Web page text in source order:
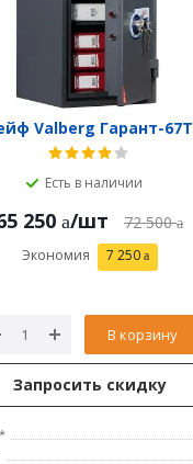
Valberg Гарант-67T
Есть в наличии
250 /шт 72 500
Экономия 7 250
В корзину
Запросить скидку